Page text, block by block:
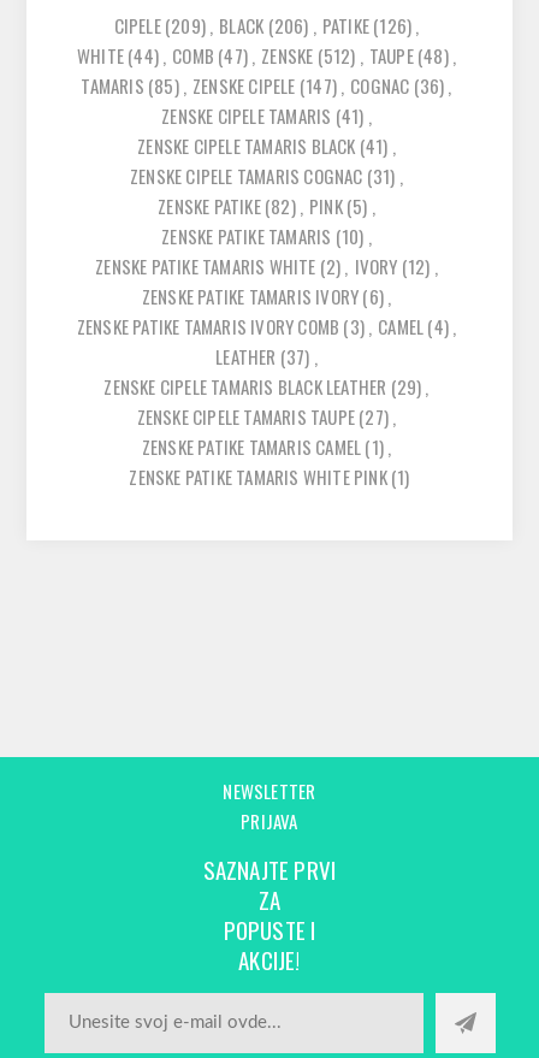
CIPELE(209), BLACK (206) , PATIKE(126),
WHITE(44), COMB (47), ZENSKE (512) , TAUPE(48),
TAMARIS (85), ZENSKE CIPELE (147), COGNAC (36),
ZENSKE CIPELE TAMARIS (41) ,
ZENSKE CIPELE TAMARIS BLACK (41) ,
ZENSKE CIPELE TAMARIS COGNAC (31) ,
ZENSKE PATIKE(82), PINK(5) ,
ZENSKE PATIKE TAMARIS (10) ,
ZENSKE PATIKE TAMARIS WHITE (2), IVORY (12) ,
ZENSKE PATIKE TAMARIS IVORY(6),
ZENSKE PATIKE TAMARIS IVORY COMB (3), CAMEL (4),
LEATHER (37) ,
ZENSKE CIPELE TAMARIS BLACK LEATHER (29),
ZENSKE CIPELE TAMARIS TAUPE(27),
ZENSKE PATIKE TAMARIS CAMEL (1),
ZENSKE PATIKE TAMARIS WHITE PINK(1)
NEWSLETTER
PRIJAVA
SAZNAJTE PRVI
ZA
POPUSTE I
AKCIJE!